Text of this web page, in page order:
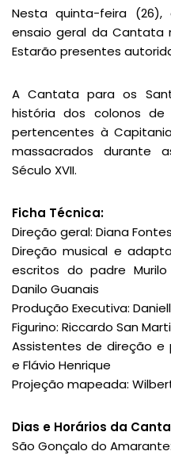
Nesta quinta-feira
ensaio geral da Cantata
Estarão presentes
A Cantata para os
história dos colonos
pertencentes à
massacrados durante
Século XVII.
Ficha Técnica:
Direção geral: Diana Fontes
Direção musical e
escritos do padre
Danilo Guanais
Produção Executiva:
Figurino: Riccardo San
Assistentes de direção e
e Flávio Henrique
Projeção mapeada:
Dias e Horários da
São Gonçalo do Amarante: